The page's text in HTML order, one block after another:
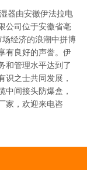
器由安徽伊法拉电
公司位于安徽省亳
经济的浪潮中拼博
有良好的声誉。伊
和管理水平达到了
识之士共同发展，
中间接头防爆盒，
家，欢迎来电咨